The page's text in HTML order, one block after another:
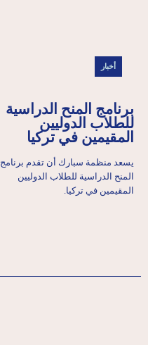
أخبار
برنامج المنح الدراسية
للطلاب الدوليين
المقيمين في تركيا
يسعد منظمة سبارك أن تقدم برنامج
المنح الدراسية للطلاب الدوليين
المقيمين في تركيا.